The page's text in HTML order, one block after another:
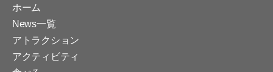
ホーム
News一覧
アトラクション
アクティビティ